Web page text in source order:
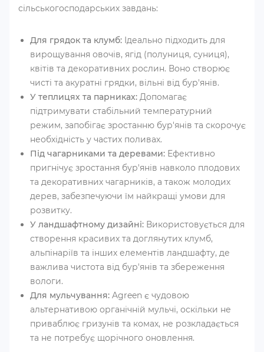
сільськогосподарських завдань:
Для грядок та клумб: Ідеально підходить для
вирощування овочів, ягід (полуниця, суниця),
квітів та декоративних рослин. Воно створює
чисті та акуратні грядки, вільні від бур'янів.
У теплицях та парниках: Допомагає
підтримувати стабільний температурний
режим, запобігає зростанню бур'янів та скорочує
необхідність у частих поливах.
Під чагарниками та деревами: Ефективно
пригнічує зростання бур'янів навколо плодових
та декоративних чагарників, а також молодих
дерев, забезпечуючи їм найкращі умови для
розвитку.
У ландшафтному дизайні: Використовується для
створення красивих та доглянутих клумб,
альпінаріїв та інших елементів ландшафту, де
важлива чистота від бур'янів та збереження
вологи.
Для мульчування: Agreen є чудовою
альтернативою органічній мульчі, оскільки не
приваблює гризунів та комах, не розкладається
та не потребує щорічного оновлення.